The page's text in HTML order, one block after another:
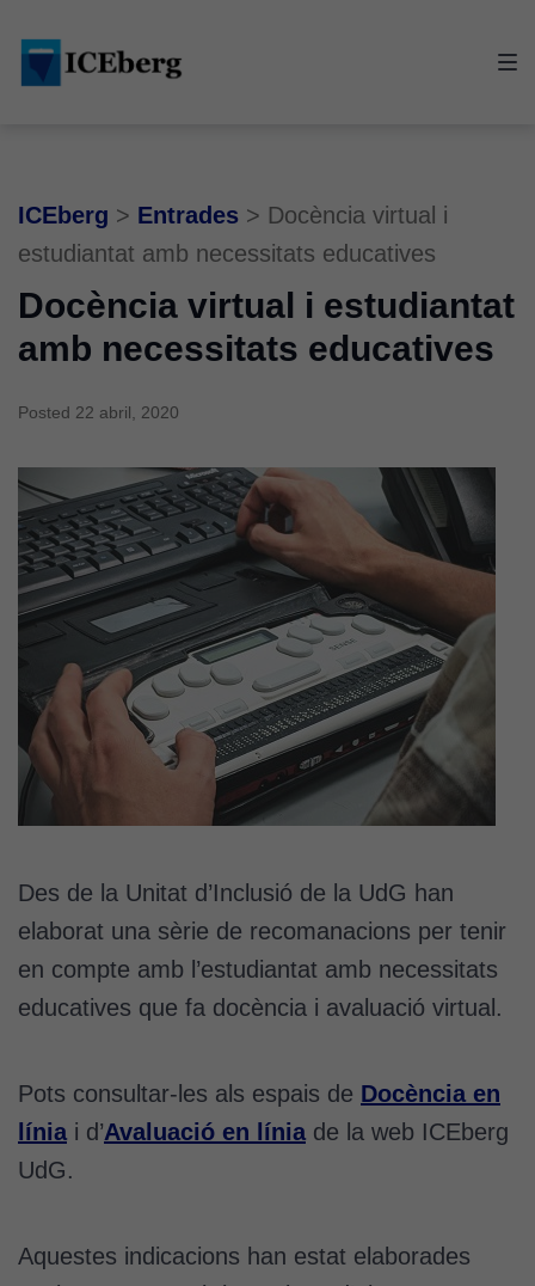
main
content
footer
ICEberg > Entrades > Docència virtual i
estudiantat amb necessitats educatives
Docència virtual i estudiantat
amb necessitats educatives
Posted 22 abril, 2020
Des de la Unitat d’Inclusió de la UdG han
elaborat una sèrie de recomanacions per tenir
en compte amb l’estudiantat amb necessitats
educatives que fa docència i avaluació virtual.
Pots consultar-les als espais de Docència en
línia i d’Avaluació en línia de la web ICEberg
UdG.
Aquestes indicacions han estat elaborades